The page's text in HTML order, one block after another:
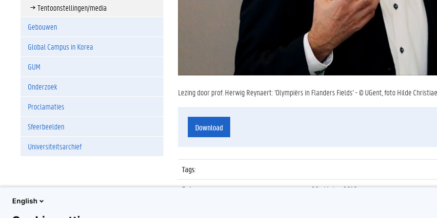
Tentoonstellingen/media
Gebouwen
Global Campus in Korea
GUM
Onderzoek
Proclamaties
Sfeerbeelden
Universiteitsarchief
Lezing door prof. Herwig Reynaert: 'Olympiërs in Flanders Fields' - © UGent, foto Hilde
Download
Tags:
Datum:
20 oktober 2016
English